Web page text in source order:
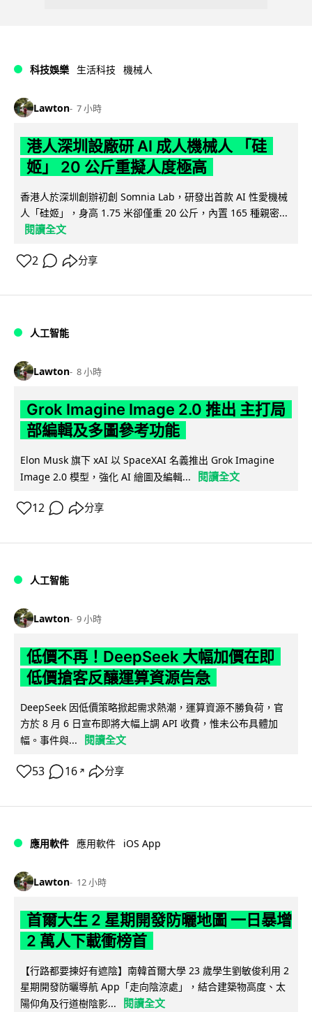
科技娛樂 生活科技 機械人
Lawton 7 小時
港人深圳設廠研 AI 成人機械人 「硅
姬」 20 公斤重擬人度極高
香港人於深圳創辦初創 Somnia Lab，研發出首款 AI 性愛機械
人「硅姬」，身高 1.75 米卻僅重 20 公斤，內置 165 種親密...
閱讀全文
2 分享
人工智能
Lawton 8 小時
Grok Imagine Image 2.0 推出 主打局
部編輯及多圖參考功能
Elon Musk 旗下 xAI 以 SpaceXAI 名義推出 Grok Imagine
Image 2.0 模型，強化 AI 繪圖及編輯...
閱讀全文
12 分享
人工智能
Lawton 9 小時
低價不再！DeepSeek 大幅加價在即
低價搶客反釀運算資源告急
DeepSeek 因低價策略掀起需求熱潮，運算資源不勝負荷，官
方於 8 月 6 日宣布即將大幅上調 API 收費，惟未公布具體加
幅。事件與...
閱讀全文
53 16 ↗ 分享
應用軟件 應用軟件 iOS App
Lawton 12 小時
首爾大生 2 星期開發防曬地圖 一日暴增
2 萬人下載衝榜首
【行路都要揀好有遮陰】南韓首爾大學 23 歲學生劉敏俊利用 2
星期開發防曬導航 App「走向陰涼處」，結合建築物高度、太
陽仰角及行道樹陰影...
閱讀全文